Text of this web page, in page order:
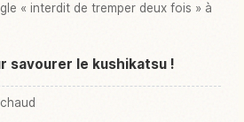
« interdit de tremper deux fois » à
savourer le kushikatsu !